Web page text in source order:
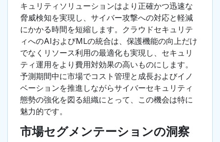
キュリティソリューションはより正確かつ迅速な
脅威検知を実現し、サイバー攻撃への対応と軽減
にかかる時間を短縮します。クラウドセキュリテ
ィへのAIおよびMLの統合は、保護機能の向上だけ
でなくリソース利用の最適化も実現し、セキュリ
ティ運用をより費用対効果の高いものにします。
予測期間中に市場でコスト管理と成長およびイノ
ベーションを推進しながらサイバーセキュリティ
態勢の強化を図る組織にとって、この機会は特に
魅力的です。
市場セグメンテーションの洞察